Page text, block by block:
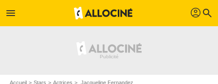
menu profil search
Accueil Stars Actrices Jacqueline Fernandez